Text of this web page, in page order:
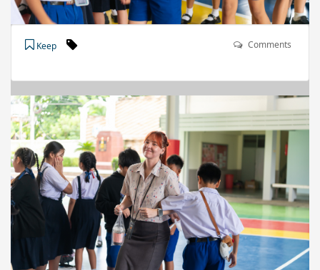
Keep Comments